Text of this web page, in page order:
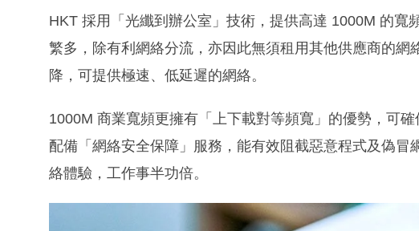
HKT 採用「光纖到辦公室」技術，提供高達 1000M 的寬
繁多，除有利網絡分流，亦因此無須租用其他供應商的
降，可提供極速、低延遲的網絡。
1000M 商業寬頻更擁有「上下載對等頻寬」的優勢，可
配備「網絡安全保障」服務，能有效阻截惡意程式及偽冒
絡體驗，工作事半功倍。